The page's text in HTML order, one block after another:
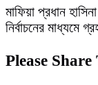
মাফিয়া প্রধান
নির্বাচনের মাধ্যমে
Please